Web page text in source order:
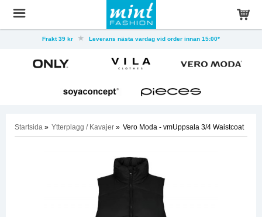
Frakt 39 kr Leverans nästa vardag vid order innan 15:00*
Startsida » Ytterplagg / Kavajer » Vero Moda - vmUppsala 3/4 Waistcoat